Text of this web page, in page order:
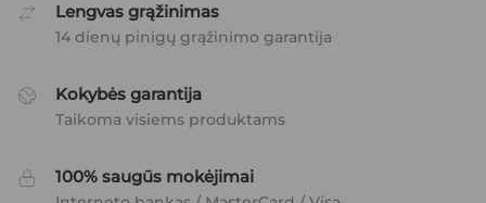
Lengvas grąžinimas
14 dienų pinigų grąžinimo garantija
Kokybės garantija
Taikoma visiems produktams
100% saugūs mokėjimai